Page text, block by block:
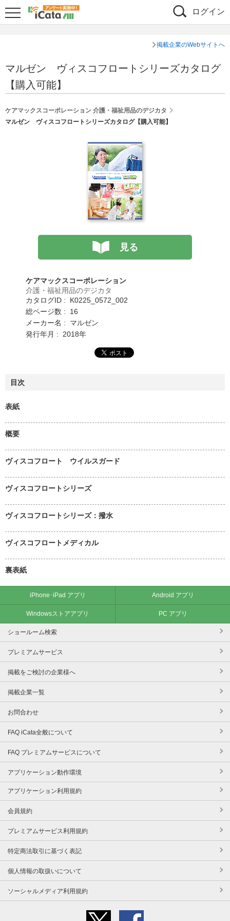
ログイン
掲載企業のWebサイトへ
マルゼン ヴィスコフロートシリーズカタログ
【購入可能】
ケアマックスコーポレーション 介護・福祉用品のデジカタ
マルゼン ヴィスコフロートシリーズカタログ【購入可能】
見る
ケアマックスコーポレーション
介護・福祉用品のデジカタ
カタログID : K0225_0572_002
総ページ数 : 16
メーカー名 : マルゼン
発行年月 : 2018年
目次
表紙
概要
ヴィスコフロート ウイルスガード
ヴィスコフロートシリーズ
ヴィスコフロートシリーズ：撥水
ヴィスコフロートメディカル
裏表紙
iPhone･iPad アプリ Android アプリ
Windowsストアアプリ PC アプリ
ショールーム検索
プレミアムサービス
掲載をご検討の企業様へ
掲載企業一覧
お問合わせ
FAQ iCata全般について
FAQ プレミアムサービスについて
アプリケーション動作環境
アプリケーション利用規約
会員規約
プレミアムサービス利用規約
特定商法取引に基づく表記
個人情報の取扱いについて
ソーシャルメディア利用規約